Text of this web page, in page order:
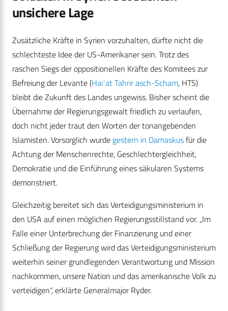
unsichere Lage
Zusätzliche Kräfte in Syrien vorzuhalten, dürfte nicht die
schlechteste Idee der US-Amerikaner sein. Trotz des
raschen Siegs der oppositionellen Kräfte des Komitees zur
Befreiung der Levante (Haiʾat Tahrir asch-Scham, HTS)
bleibt die Zukunft des Landes ungewiss. Bisher scheint die
Übernahme der Regierungsgewalt friedlich zu verlaufen,
doch nicht jeder traut den Worten der tonangebenden
Islamisten. Vorsorglich wurde gestern in Damaskusfür die
Achtung der Menschenrechte, Geschlechtergleichheit,
Demokratie und die Einführung eines säkularen Systems
demonstriert.
Gleichzeitig bereitet sich das Verteidigungsministerium in
den USA auf einen möglichen Regierungsstillstand vor. „Im
Falle einer Unterbrechung der Finanzierung und einer
Schließung der Regierung wird das Verteidigungsministerium
weiterhin seiner grundlegenden Verantwortung und Mission
nachkommen, unsere Nation und das amerikanische Volk zu
verteidigen“, erklärte Generalmajor Ryder.